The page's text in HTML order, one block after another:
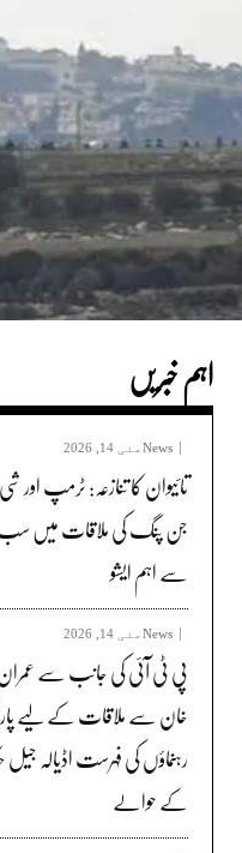
اہم خبریں
News مئی 14, 2026
تائیوان کا تنازعہ: ٹرمپ اور شی
جن پنگ کی ملاقات میں
سے اہم ایشو
News مئی 14, 2026
پی ٹی آئی کی جانب سے
خان سے ملاقات کے لیے
رہنماؤں کی فہرست اڈیالہ
کے حوالے